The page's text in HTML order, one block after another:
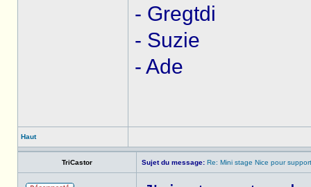
- Gregtdi
- Suzie
- Ade
Haut
TriCastor Sujet du message: Re: Mini stage Nice pour